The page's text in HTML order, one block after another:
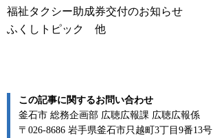
福祉タクシー助成券交付のお知らせ
ふくしトピック 他
この記事に関するお問い合わせ
釜石市 総務企画部 広聴広報課 広聴広報係
〒026-8686 岩手県釜石市只越町3丁目9番13号